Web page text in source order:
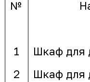
№
1
Шкаф для
2
Шкаф для